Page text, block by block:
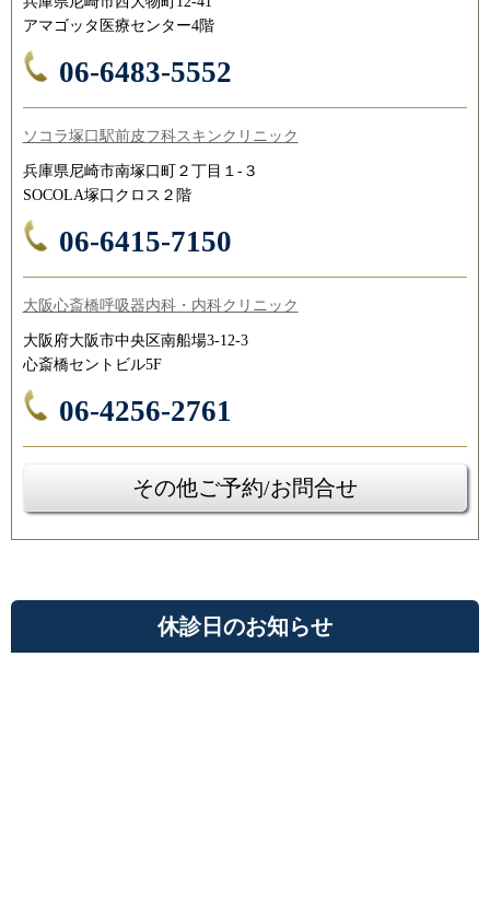
アマゴッタ医療センター4階
06-6483-5552
ソコラ塚口駅前皮フ科スキンクリニック
兵庫県尼崎市南塚口町２丁目１-３
SOCOLA塚口クロス２階
06-6415-7150
大阪心斎橋呼吸器内科・内科クリニック
大阪府大阪市中央区南船場3-12-3
心斎橋セントビル5F
06-4256-2761
その他ご予約/お問合せ
休診日のお知らせ